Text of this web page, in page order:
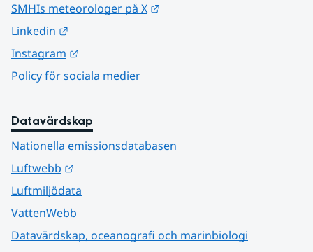
SMHIs meteorologer på X
Linkedin
Instagram
Policy för sociala medier
Datavärdskap
Nationella emissionsdatabasen
Luftwebb
Luftmiljödata
VattenWebb
Datavärdskap, oceanografi och marinbiologi